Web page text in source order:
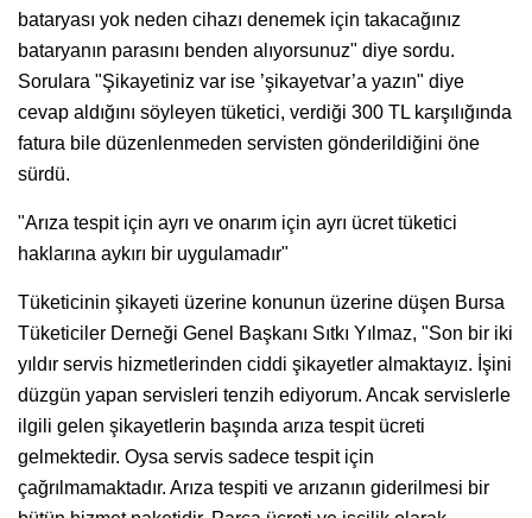
bataryası yok neden cihazı denemek için takacağınız
bataryanın parasını benden alıyorsunuz" diye sordu.
Sorulara "Şikayetiniz var ise ’şikayetvar’a yazın" diye
cevap aldığını söyleyen tüketici, verdiği 300 TL karşılığında
fatura bile düzenlenmeden servisten gönderildiğini öne
sürdü.
"Arıza tespit için ayrı ve onarım için ayrı ücret tüketici
haklarına aykırı bir uygulamadır"
Tüketicinin şikayeti üzerine konunun üzerine düşen Bursa
Tüketiciler Derneği Genel Başkanı Sıtkı Yılmaz, "Son bir iki
yıldır servis hizmetlerinden ciddi şikayetler almaktayız. İşini
düzgün yapan servisleri tenzih ediyorum. Ancak servislerle
ilgili gelen şikayetlerin başında arıza tespit ücreti
gelmektedir. Oysa servis sadece tespit için
çağrılmamaktadır. Arıza tespiti ve arızanın giderilmesi bir